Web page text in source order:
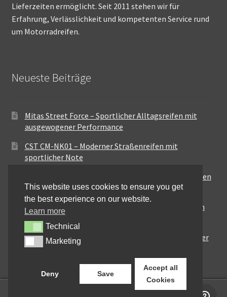
Lieferzeiten ermöglicht. Seit 2011 stehen wir für
Erfahrung, Verlässlichkeit und kompetenten Service rund
um Motorradreifen.
Neueste Beiträge
Mitas Street Force – Sportlicher Alltagsreifen mit
ausgewogener Performance
CST CM-NK01 – Moderner Straßenreifen mit
sportlicher Note
Maxxis MA-ST3 – Ausgewogener Sport-Touring-Reifen
für vielseitige Einsätze
Pirelli City Demon – Zuverlässigkeit für den urbanen
Alltag
Metzeler Perfect ME77 – Klassische Optik mit solider
Straßenperformance
This website uses cookies to ensure you get
the best experience on our website.
Learn more
TechnicalTechnical
MarketingMarketing
Deny Save
Accept all
Cookies